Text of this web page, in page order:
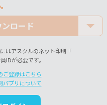
ロード
はアスクルのネット印刷「
IDが必要です。
ご登録はこちら
パプリについて